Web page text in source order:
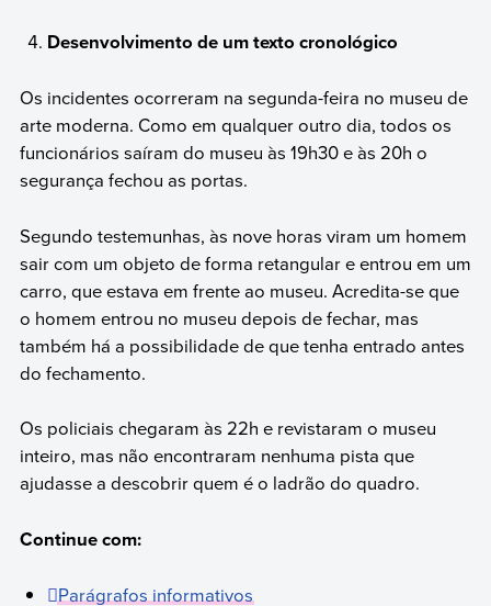
Desenvolvimento de um texto cronológico
Os incidentes ocorreram na segunda-feira no museu de
arte moderna. Como em qualquer outro dia, todos os
funcionários saíram do museu às 19h30 e às 20h o
segurança fechou as portas.
Segundo testemunhas, às nove horas viram um homem
sair com um objeto de forma retangular e entrou em um
carro, que estava em frente ao museu. Acredita-se que
o homem entrou no museu depois de fechar, mas
também há a possibilidade de que tenha entrado antes
do fechamento.
Os policiais chegaram às 22h e revistaram o museu
inteiro, mas não encontraram nenhuma pista que
ajudasse a descobrir quem é o ladrão do quadro.
Continue com:
Parágrafos informativos